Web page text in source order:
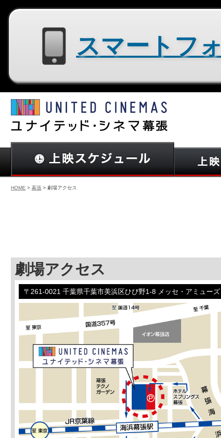
HOME > 幕張 > 劇場アクセス
劇場アクセス
〒261-0021 千葉県千葉市美浜区ひび野1-8 メッセ・アミュー